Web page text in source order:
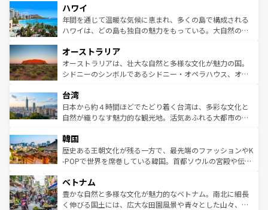
ば市内交通費無料で観光を楽しむこともできる。 なお、新
着のスイス情報はコンテンツ一覧 を参照してほしい。
のような巨大都市は、観光、ショッピング、エンターテイ
ンメントが詰まった刺激的なスポットだ。一方、アメリカ
西部には大自然が広がり、グランドキャニオンやイエロー
部のニューオーリンズでは、音楽と美食が融合した独特の
文化が魅力。旅行者はアメリカの各地域で異なる魅力を楽
しみながら、その多様性と豊かな歴史を感じることができ
ならではの贅沢な旅のスタイルだ。 なお、新着のアメリカ
情報はコンテンツ一覧を参照してほしい。
ハワイ
年間を通じて温暖な気候に恵まれ、多くの島で構成される
ハワイは、どの島も独自の魅力をもっている。大自然の神
ワイ島は見逃せない。また、定番の観光地といえばオアフ
島だが、静かな自然を求めるならマウイ島やカウアイ島が
おすすめ。エメラルドグリーンに輝く海をはじめ、豊かな
れるおもてなしの心で訪れる人々を迎えてくれるハワイの
人々、おいしいローカルフードやハワイアンミュージッ
ク、伝統的なフラダンスなど、すべてがハワイの魅力を彩
ワイを、存分に味わってほしい。 なお、新着のハワイ情報
はコンテンツ一覧を参照してほしい。
オーストラリア
オーストラリアは、壮大な自然と多様な文化が魅力の国。
シドニーのシンボルであるシドニー・オペラハウス、オー
リアリーフや大陸中央部にそびえるウルル（エアーズロッ
ク）、タスマニアの美しい原生林やケアンズの熱帯雨林な
ど、見どころがたくさん。また、カフェやワイン、オージ
いる。アクティビティも充実しており、サーフィンやダイ
ビング、ハイキングなど、アウトドア好きにはたまらな
い。オーストラリアの多彩な魅力を存分に味わいつくそ
参照してほしい。
台湾
日本から約４時間ほどでたどり着く台湾は、多彩な文化と
自然が織りなす魅力的な観光地。活気あふれる大都市の台
ン）、静ひつな山岳地帯である台湾東部など、都市の喧騒
と山間の静けさが共存しており、訪れる人に新しい発見と
驚きをもたらしてくれる。また、奥深い台湾の食文化も魅
容にもいいと評判のスイーツなど、バラエティ豊かな料理
が味わえる。 なお、新着の台湾情報は コンテンツ一覧を参
照してほしい。
韓国
歴史ある王朝文化が残る一方で、最先端のファッションやK
-POPで世界を席巻している韓国。首都ソウルの宮殿や伝統
き、地方に足を延ばせば四季折々の自然美を楽しむことが
できる。そして、キムチや焼肉、絶品のストリートフード
まで、さまざまな韓国料理が待っている。夜には、韓国な
ベトナム
豊かな自然と多様な文化が魅力的なベトナム。南北に細長
く伸びる国土には、広大な田園風景や青々とした山々、世